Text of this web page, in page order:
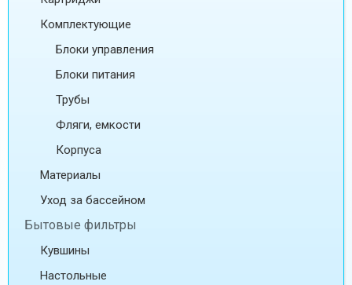
Комплектующие
Блоки управления
Блоки питания
Трубы
Фляги, емкости
Корпуса
Материалы
Уход за бассейном
Бытовые фильтры
Кувшины
Настольные